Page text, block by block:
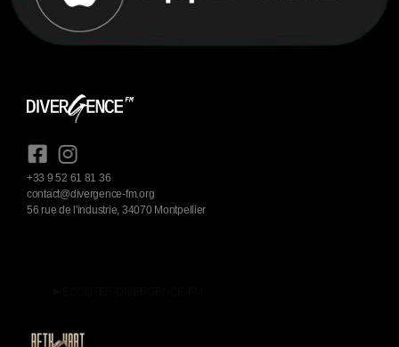
+33 9 52 61 81 36
contact@divergence-fm.org
56 rue de l'industrie, 34070 Montpellier